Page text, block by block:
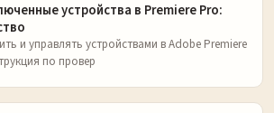
устройства в Premiere Pro:
и управлять устройствами в Adobe Premiere
по провер